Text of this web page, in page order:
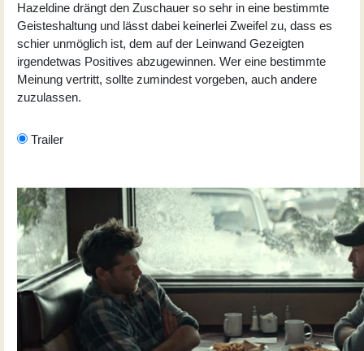
Hazeldine drängt den Zuschauer so sehr in eine bestimmte
Geisteshaltung und lässt dabei keinerlei Zweifel zu, dass es
schier unmöglich ist, dem auf der Leinwand Gezeigten
irgendetwas Positives abzugewinnen. Wer eine bestimmte
Meinung vertritt, sollte zumindest vorgeben, auch andere
zuzulassen.
Trailer